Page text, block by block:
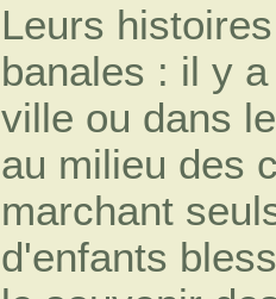
Leurs
banales : il y
ville ou dans
au milieu des
marchant
d'enfants